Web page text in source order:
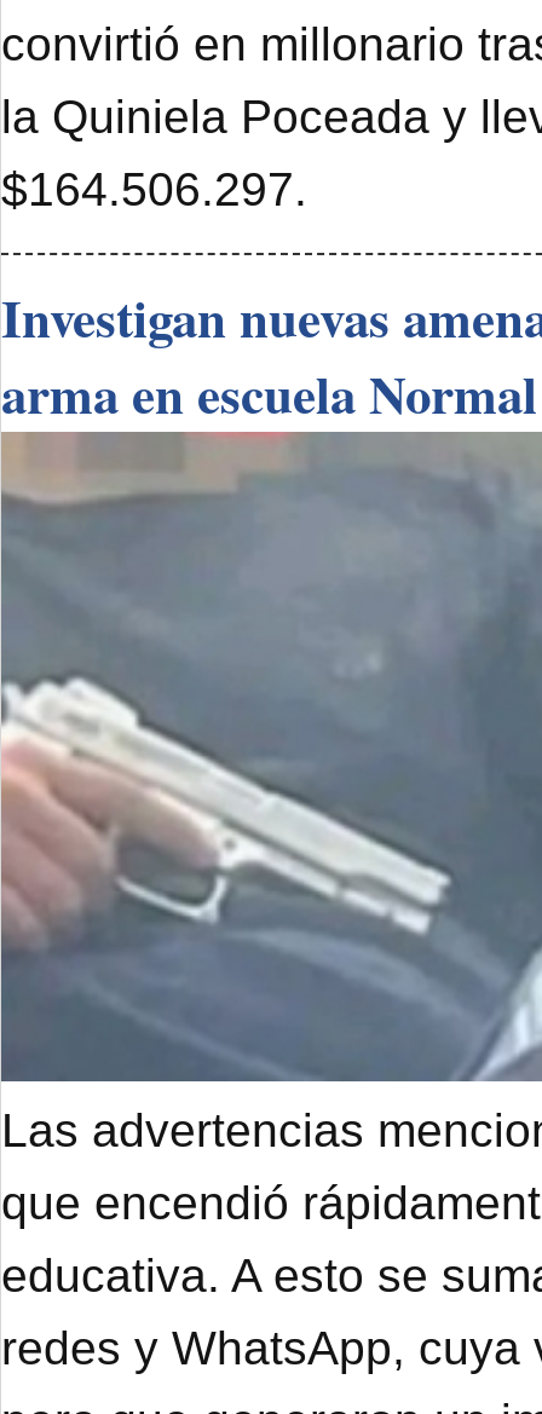
convirtió en millonario
la Quiniela Poceada y
$164.506.297.
Investigan nuevas
arma en escuela Normal
Las advertencias
que encendió
educativa. A esto se
redes y WhatsApp,